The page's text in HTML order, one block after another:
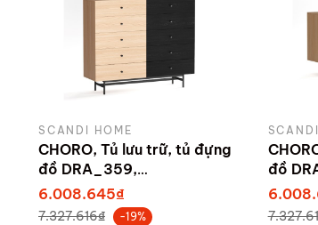
SCANDI HOME
CHORO, Tủ lưu trữ, tủ đựng
đồ DRA_359,
140x40x118cm, Scandi
Home
6.008.645₫
7.327.616₫ -19%
đồ
Home